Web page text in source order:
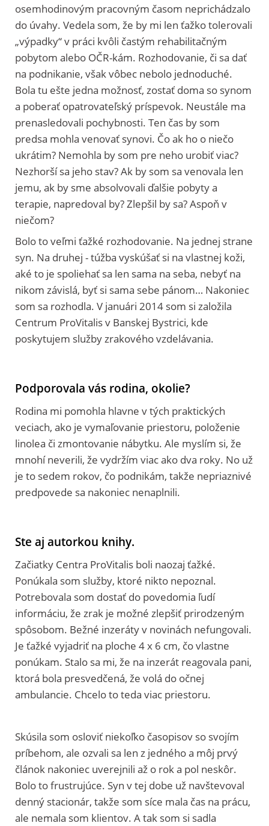
osemhodinovým pracovným časom neprichádzalo
do úvahy. Vedela som, že by mi len ťažko tolerovali
„výpadky“ v práci kvôli častým rehabilitačným
pobytom alebo OČR-kám. Rozhodovanie, či sa dať
na podnikanie, však vôbec nebolo jednoduché.
Bola tu ešte jedna možnosť, zostať doma so synom
a poberať opatrovateľský príspevok. Neustále ma
prenasledovali pochybnosti. Ten čas by som
predsa mohla venovať synovi. Čo ak ho o niečo
ukrátim? Nemohla by som pre neho urobiť viac?
Nezhorší sa jeho stav? Ak by som sa venovala len
jemu, ak by sme absolvovali ďalšie pobyty a
terapie, napredoval by? Zlepšil by sa? Aspoň v
niečom?
Bolo to veľmi ťažké rozhodovanie. Na jednej strane
syn. Na druhej - túžba vyskúšať si na vlastnej koži,
aké to je spoliehať sa len sama na seba, nebyť na
nikom závislá, byť si sama sebe pánom… Nakoniec
som sa rozhodla. V januári 2014 som si založila
Centrum ProVitalis v Banskej Bystrici, kde
poskytujem služby zrakového vzdelávania.
Podporovala vás rodina, okolie?
Rodina mi pomohla hlavne v tých praktických
veciach, ako je vymaľovanie priestoru, položenie
linolea či zmontovanie nábytku. Ale myslím si, že
mnohí neverili, že vydržím viac ako dva roky. No už
je to sedem rokov, čo podnikám, takže nepriaznivé
predpovede sa nakoniec nenaplnili.
Ste aj autorkou knihy.
Začiatky Centra ProVitalis boli naozaj ťažké.
Ponúkala som služby, ktoré nikto nepoznal.
Potrebovala som dostať do povedomia ľudí
informáciu, že zrak je možné zlepšiť prirodzeným
spôsobom. Bežné inzeráty v novinách nefungovali.
Je ťažké vyjadriť na ploche 4 x 6 cm, čo vlastne
ponúkam. Stalo sa mi, že na inzerát reagovala pani,
ktorá bola presvedčená, že volá do očnej
ambulancie. Chcelo to teda viac priestoru.
Skúsila som osloviť niekoľko časopisov so svojím
príbehom, ale ozvali sa len z jedného a môj prvý
článok nakoniec uverejnili až o rok a pol neskôr.
Bolo to frustrujúce. Syn v tej dobe už navštevoval
denný stacionár, takže som síce mala čas na prácu,
ale nemala som klientov. A tak som si sadla